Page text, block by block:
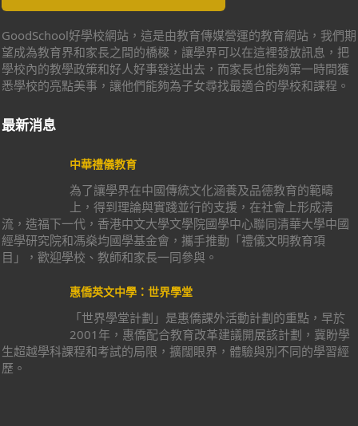
GoodSchool好學校網站，這是由教育傳媒營運的教育網站，我們期
望成為教育界和家長之間的橋樑，讓學界可以在這裡發放訊息，把
學校內的教學政策和好人好事發送出去，而家長也能夠第一時間獲
悉學校的亮點美事，讓他們能夠為子女尋找最適合的學校和課程。
最新消息
中華禮儀教育
為了讓學界在中國傳統文化涵養及品德教育的範疇
上，得到理論與實踐並行的支援，在社會上形成清
流，造福下一代，香港中文大學文學院國學中心聯同清華大學中國
經學研究院和馮燊均國學基金會，攜手推動「禮儀文明教育項
目」，歡迎學校、教師和家長一同參與。
惠僑英文中學：世界學堂
「世界學堂計劃」是惠僑課外活動計劃的重點，早於
2001年，惠僑配合教育改革建議開展該計劃，冀盼學
生超越學科課程和考試的局限，擴闊眼界，體驗與別不同的學習經
歷。